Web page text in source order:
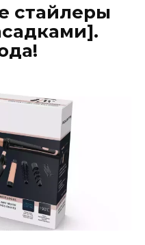
стайлеры